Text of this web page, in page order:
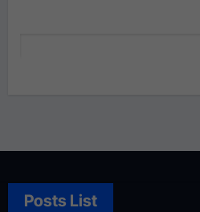
Posts List